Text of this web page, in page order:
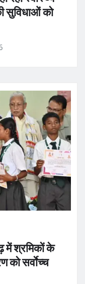
सुविधाओं को
में श्रमिकों के
सर्वाेच्च